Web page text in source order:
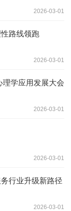
2026-03-01
路线领跑
2026-03-01
学应用发展大会
2026-03-01
2026-03-01
行业升级新路径
2026-03-01